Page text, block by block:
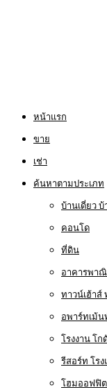
หน้าแรก
ขาย
เช่า
ค้นหาตามประเภท
บ้านเดี่ยว
คอนโด
ที่ดิน
อาคารพา
ทาวน์เฮ้าส์
อพาร์ทเม้น
โรงงาน โ
รีสอร์ท โรง
โฮมออฟฟิ